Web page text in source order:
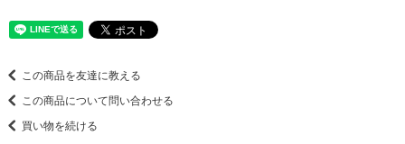
この商品を友達に教える
この商品について問い合わせる
買い物を続ける